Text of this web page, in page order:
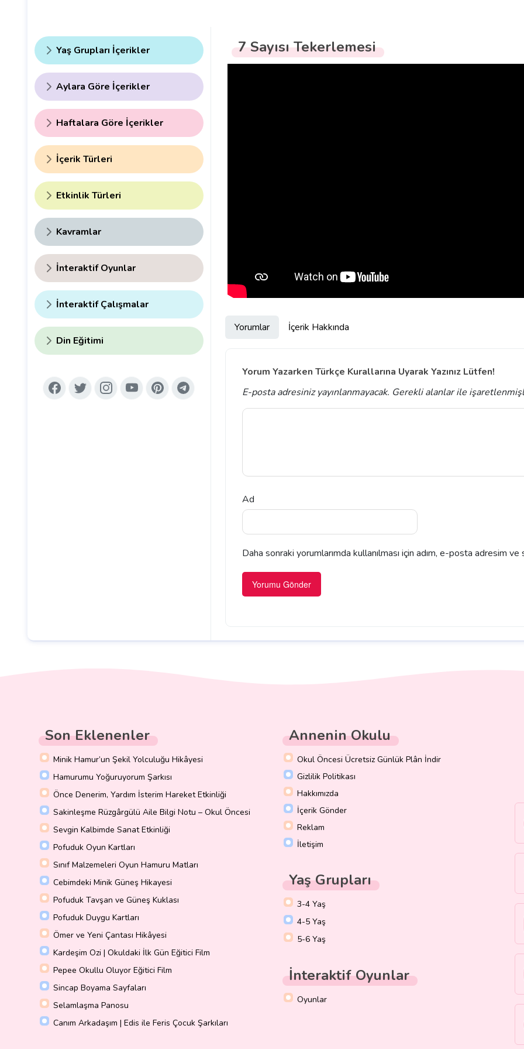
Yaş Grupları İçerikler
Aylara Göre İçerikler
Haftalara Göre İçerikler
İçerik Türleri
Etkinlik Türleri
Kavramlar
İnteraktif Oyunlar
İnteraktif Çalışmalar
Din Eğitimi
7 Sayısı Tekerlemesi
Yorumlar İçerik Hakkında
Yorum Yazarken Türkçe Kurallarına Uyarak Yazınız Lütfen!
E-posta adresiniz yayınlanmayacak. Gerekli alanlarile
Ad
Daha sonraki yorumlarımda kullanılması için adım, e-posta adresim
Son Eklenenler
Minik Hamur’un Şekil Yolculuğu Hikâyesi
Hamurumu Yoğuruyorum Şarkısı
Önce Denerim, Yardım İsterim Hareket Etkinliği
Sakinleşme Rüzgârgülü Aile Bilgi Notu – Okul Öncesi
Sevgin Kalbimde Sanat Etkinliği
Pofuduk Oyun Kartları
Sınıf Malzemeleri Oyun Hamuru Matları
Cebimdeki Minik Güneş Hikayesi
Pofuduk Tavşan ve Güneş Kuklası
Pofuduk Duygu Kartları
Ömer ve Yeni Çantası Hikâyesi
Kardeşim Ozi | Okuldaki İlk Gün Eğitici Film
Pepee Okullu Oluyor Eğitici Film
Sincap Boyama Sayfaları
Selamlaşma Panosu
Canım Arkadaşım | Edis ile Feris Çocuk Şarkıları
Annenin Okulu
Okul Öncesi Ücretsiz Günlük Plân İndir
Gizlilik Politikası
Hakkımızda
İçerik Gönder
Reklam
İletişim
Yaş Grupları
3-4 Yaş
4-5 Yaş
5-6 Yaş
İnteraktif Oyunlar
Oyunlar